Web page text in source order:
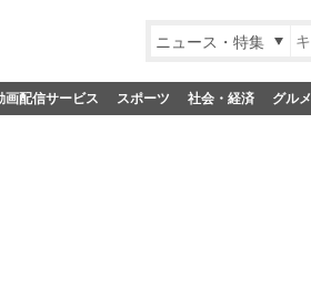
ニュース・特集
画配信サービス スポーツ 社会・経済 グルメ